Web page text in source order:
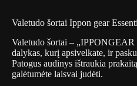
Valetudo šortai Ippon gear
Valetudo šortai – „IPPONGEAR
dalykas, kurį apsivelkate, ir
Patogus audinys ištraukia
galėtumėte laisvai judėti.